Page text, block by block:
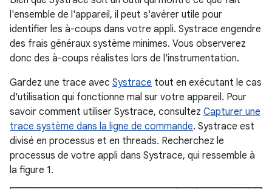
l'ensemble de l'appareil, il peut s'avérer utile pour
identifier les à-coups dans votre appli. Systrace engendre
des frais généraux système minimes. Vous observerez
donc des à-coups réalistes lors de l'instrumentation.
Gardez une trace avec Systrace tout en exécutant le cas
d'utilisation qui fonctionne mal sur votre appareil. Pour
savoir comment utiliser Systrace, consultez Capturer une
trace système dans la ligne de commande. Systrace est
divisé en processus et en threads. Recherchez le
processus de votre appli dans Systrace, qui ressemble à
la figure 1.